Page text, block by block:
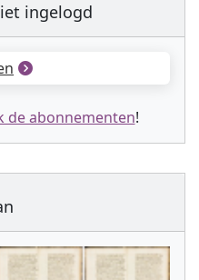
ingelogd
de abonnementen!